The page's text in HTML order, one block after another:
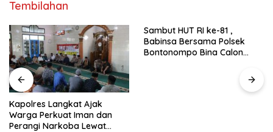
Tembilahan
Kapolres Langkat Ajak
Warga Perkuat Iman dan
Perangi Narkoba Lewat
Sambut HUT RI ke-81 ,
Babinsa Bersama Polsek
Bontonompo Bina Calon